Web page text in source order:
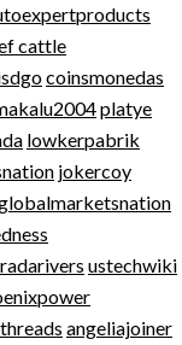
cattle
coinsmonedas
platye
lowkerpabrik
jokercoy
ustechwiki
angeliajoiner